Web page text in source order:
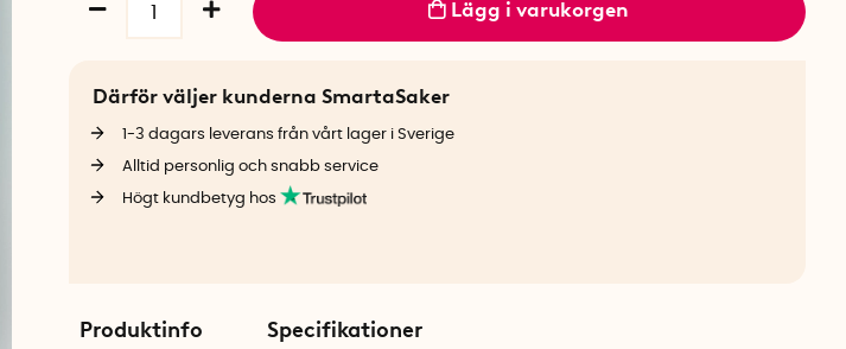
Lägg i varukorgen
Därför väljer kunderna SmartaSaker
1-3 dagars leverans från vårt lager i Sverige
Alltid personlig och snabb service
Högt kundbetyg hos
Produktinfo Specifikationer